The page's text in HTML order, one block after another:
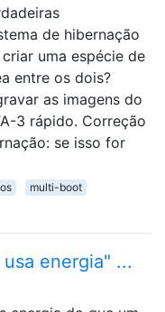
de hibernação
uma espécie de
entre os dois?
as imagens do
3 rápido. Correção
se isso for
multi-boot
energia" ...